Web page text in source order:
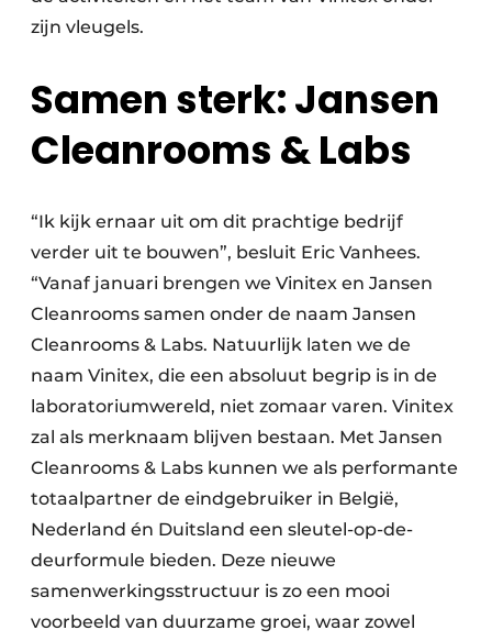
zijn vleugels.
Samen sterk: Jansen
Cleanrooms & Labs
“Ik kijk ernaar uit om dit prachtige bedrijf
verder uit te bouwen”, besluit Eric Vanhees.
“Vanaf januari brengen we Vinitex en Jansen
Cleanrooms samen onder de naam Jansen
Cleanrooms & Labs. Natuurlijk laten we de
naam Vinitex, die een absoluut begrip is in de
laboratoriumwereld, niet zomaar varen. Vinitex
zal als merknaam blijven bestaan. Met Jansen
Cleanrooms & Labs kunnen we als performante
totaalpartner de eindgebruiker in België,
Nederland én Duitsland een sleutel-op-de-
deurformule bieden. Deze nieuwe
samenwerkingsstructuur is zo een mooi
voorbeeld van duurzame groei, waar zowel